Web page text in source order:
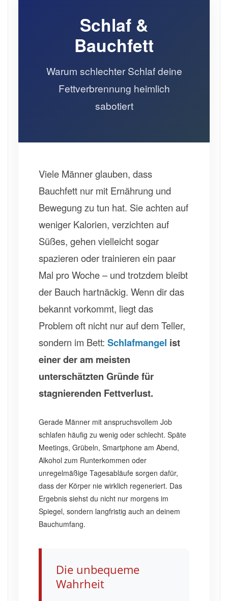
Schlaf &
Bauchfett
Warum schlechter Schlaf deine
Fettverbrennung heimlich
sabotiert
Viele Männer glauben, dass
Bauchfett nur mit Ernährung und
Bewegung zu tun hat. Sie achten auf
weniger Kalorien, verzichten auf
Süßes, gehen vielleicht sogar
spazieren oder trainieren ein paar
Mal pro Woche – und trotzdem bleibt
der Bauch hartnäckig. Wenn dir das
bekannt vorkommt, liegt das
Problem oft nicht nur auf dem Teller,
sondern im Bett: Schlafmangel ist
einer der am meisten
unterschätzten Gründe für
stagnierenden Fettverlust.
Gerade Männer mit anspruchsvollem Job
schlafen häufig zu wenig oder schlecht. Späte
Meetings, Grübeln, Smartphone am Abend,
Alkohol zum Runterkommen oder
unregelmäßige Tagesabläufe sorgen dafür,
dass der Körper nie wirklich regeneriert. Das
Ergebnis siehst du nicht nur morgens im
Spiegel, sondern langfristig auch an deinem
Bauchumfang.
Die unbequeme
Wahrheit